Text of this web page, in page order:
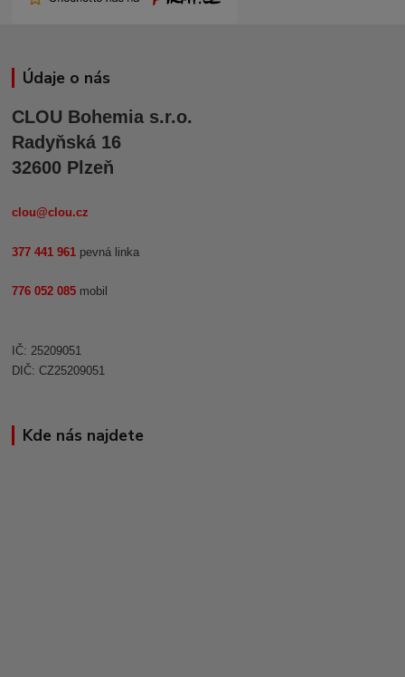
Údaje o nás
CLOU Bohemia s.r.o.
Radyňská 16
32600 Plzeň
clou@clou.cz
377 441 961 pevná linka
776 052 085 mobil
IČ: 25209051
DIČ: CZ25209051
Kde nás najdete